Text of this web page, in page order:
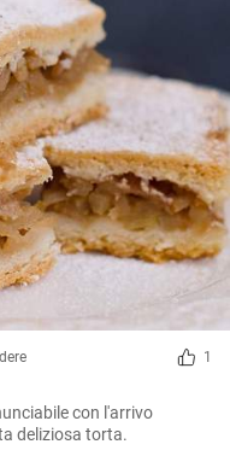
1
con l'arrivo
deliziosa torta.